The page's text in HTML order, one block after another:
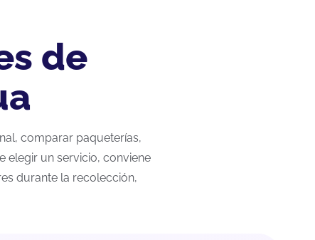
de
comparar paqueterías,
elegir un servicio, conviene
durante la recolección,